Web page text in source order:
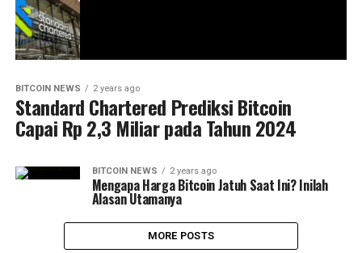
BITCOIN NEWS 2 years ago
Standard Chartered Prediksi Bitcoin
Capai Rp 2,3 Miliar pada Tahun 2024
BITCOIN NEWS 2 years ago
Mengapa Harga Bitcoin Jatuh Saat Ini? Inilah
Alasan Utamanya
MORE POSTS